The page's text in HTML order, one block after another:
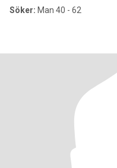
Söker: Man 40 - 62